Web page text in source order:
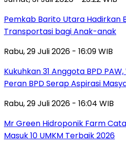
Pemkab Barito Utara Hadirkan
Transportasi bagi Anak-anak
Rabu, 29 Juli 2026 - 16:09 WIB
Kukuhkan 31 Anggota BPD
Peran BPD Serap Aspirasi
Rabu, 29 Juli 2026 - 16:04 WIB
Mr Green Hidroponik Farm
Masuk 10 UMKM Terbaik 2026